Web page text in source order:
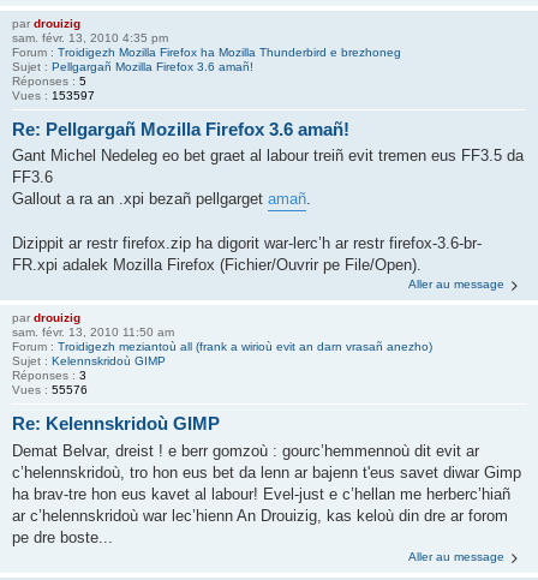
par drouizig
sam. févr. 13, 2010 4:35 pm
Forum : Troidigezh Mozilla Firefox ha Mozilla Thunderbird e brezhoneg
Sujet : Pellgargañ Mozilla Firefox 3.6 amañ!
Réponses : 5
Vues : 153597
Re: Pellgargañ Mozilla Firefox 3.6 amañ!
Gant Michel Nedeleg eo bet graet al labour treiñ evit tremen eus FF3.5 da
FF3.6
Gallout a ra an .xpi bezañ pellgarget amañ.
Dizippit ar restr firefox.zip ha digorit war-lerc’h ar restr firefox-3.6-br-
FR.xpi adalek Mozilla Firefox (Fichier/Ouvrir pe File/Open).
Aller au message
par drouizig
sam. févr. 13, 2010 11:50 am
Forum : Troidigezh meziantoù all (frank a wirioù evit an darn vrasañ anezho)
Sujet : Kelennskridoù GIMP
Réponses : 3
Vues : 55576
Re: Kelennskridoù GIMP
Demat Belvar, dreist ! e berr gomzoù : gourc’hemmennoù dit evit ar
c’helennskridoù, tro hon eus bet da lenn ar bajenn t'eus savet diwar Gimp
ha brav-tre hon eus kavet al labour! Evel-just e c’hellan me herberc’hiañ
ar c’helennskridoù war lec’hienn An Drouizig, kas keloù din dre ar forom
pe dre boste...
Aller au message